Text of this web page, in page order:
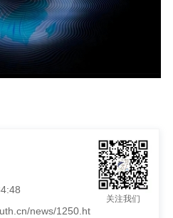
关注我们
news/1250.ht